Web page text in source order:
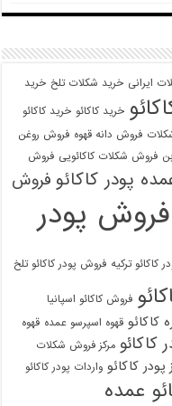
ایرانی خرید شکلات تلخ خرید
خرید کاکائو خرید کاکائو
فروش دانه قهوه فروش روغن
فروش شکلات کاکائویی فروش
پودر کاکائو فروش
فروش پودر
کاکائو ترکیه فروش پودر کاکائو تلخ
فروش کاکائو اسپانیا
کاکائو قهوه اسپرسو عمده قهوه
کاکائو مرکز فروش شکلات
پودر کاکائو واردات پودر کاکائو
عمده